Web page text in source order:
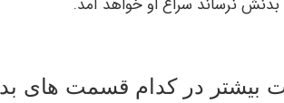
بدنش نرساند سراغ او خواهد آمد.
بیشتر در کدام قسمت های